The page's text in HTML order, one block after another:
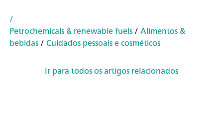
/
Petrochemicals & renewable fuels/Alimentos &
bebidas/ Cuidados pessoais e cosméticos
Ir para todos os artigos relacionados